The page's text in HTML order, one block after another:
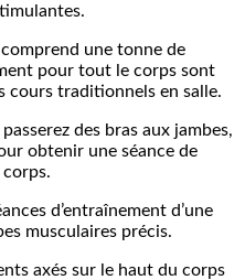
une tonne de
pour tout le corps sont
cours traditionnels en salle.
des bras aux jambes,
obtenir une séance de
d’entraînement d’une
musculaires précis.
axés sur le haut du corps